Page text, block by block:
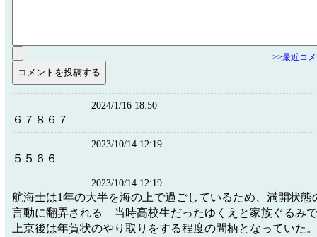
>>最近コ
2024/1/16 18:50
６７８６７
2023/10/14 12:19
５５６６
2023/10/14 12:19
航海士は1年の大半を海の上で過ごしているため、満開状態
言動に翻弄される 当時高校生だったゆくえと家族ぐるみ
上京後は年賀状のやり取りをする程度の間柄となっていた。